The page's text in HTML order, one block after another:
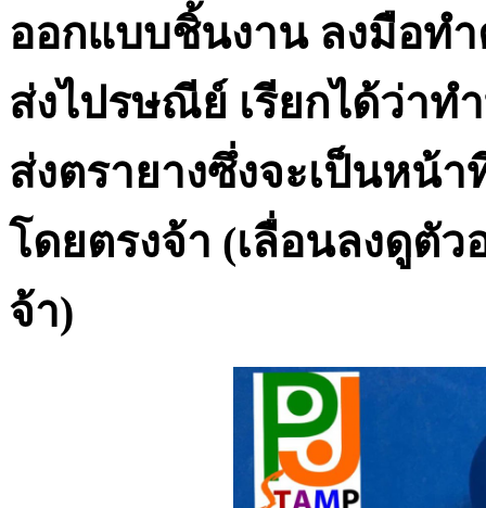
ออกแบบชิ้นงาน ลงมือท
ส่งไปรษณีย์ เรียกได้ว่าท
ส่งตรายางซึ่งจะเป็นหน้
โดยตรงจ้า (เลื่อนลงดูตั
จ้า)